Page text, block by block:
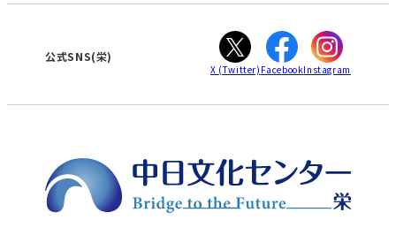
大垣
津
公式SNS(栄)
X (Twitter) FacebookInstagram